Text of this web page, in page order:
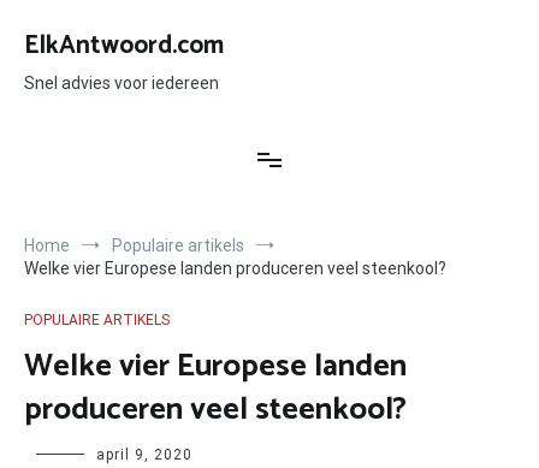
naar
inhoud
ElkAntwoord.com
Snel advies voor iedereen
Home
Populaire artikels
Welke vier Europese landen produceren veel steenkool?
POPULAIRE ARTIKELS
Welke vier Europese landen
produceren veel steenkool?
Author april 9, 2020